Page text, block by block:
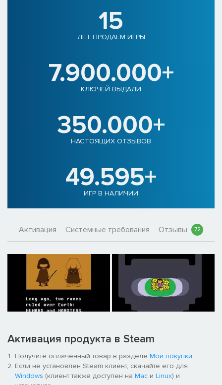
15
ЛЕТ ПРОДАЕМ ИГРЫ
7.900.000+
КЛЮЧЕЙ ВЫДАЛИ
350.000+
НАСТОЯЩИХ ОТЗЫВОВ
49.595+
ИГР В НАЛИЧИИ
Активация Системные требования Отзывы 72
Активация продукта в Steam
Получите оплаченный товар в разделе Мои покупки.
Если не установлен Steam клиент, скачайте его для
Windows (клиент также доступен на Mac и Linux) и